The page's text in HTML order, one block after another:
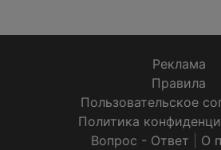
Реклама
Правила
Пользовательское
Политика
Вопрос - Ответ
О